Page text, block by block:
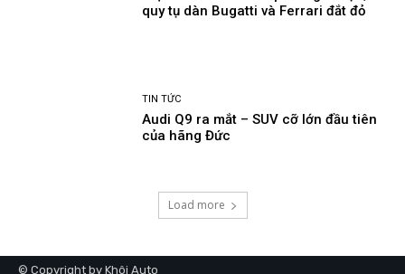
quy tụ dàn Bugatti và Ferrari đắt đỏ
TIN TỨC
Audi Q9 ra mắt – SUV cỡ lớn đầu tiên
của hãng Đức
Load more
© Copyright by Khôi Auto